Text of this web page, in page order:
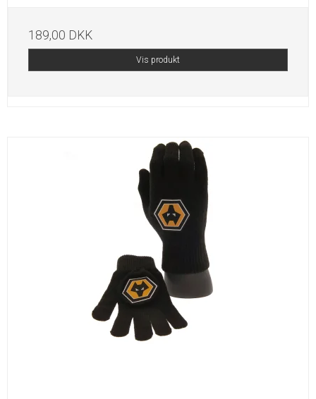
189,00 DKK
Vis produkt